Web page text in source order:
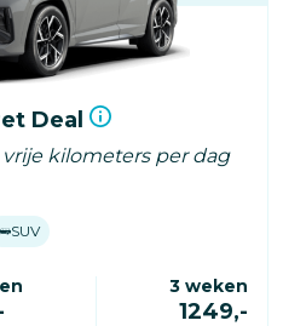
Deal
kilometers per dag
SUV
3 weken
1249,-